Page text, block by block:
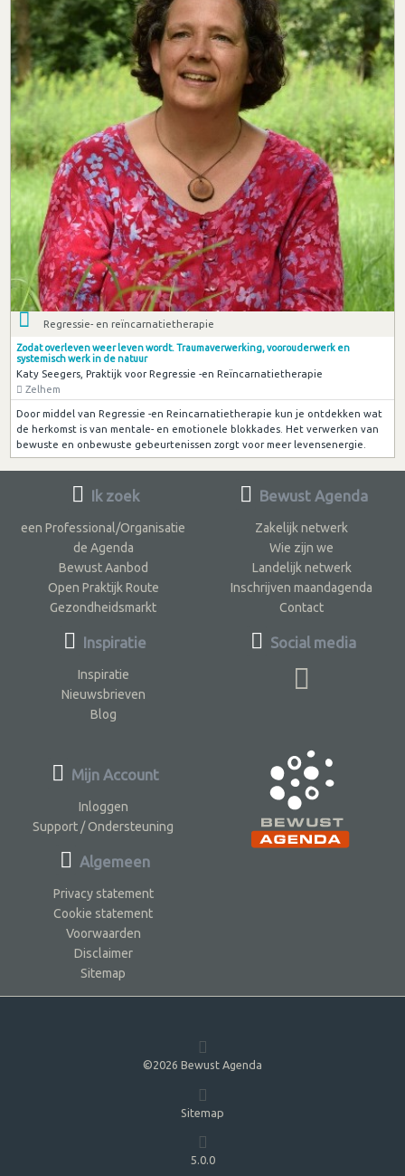
Regressie- en reïncarnatietherapie
Zodat overleven weer leven wordt. Traumaverwerking, voorouderwerk en
systemisch werk in de natuur
Katy Seegers, Praktijk voor Regressie -en Reïncarnatietherapie
Zelhem
Door middel van Regressie -en Reincarnatietherapie kun je ontdekken wat
de herkomst is van mentale- en emotionele blokkades. Het verwerken van
bewuste en onbewuste gebeurtenissen zorgt voor meer levensenergie.
Ik zoek
een Professional/Organisatie
de Agenda
Bewust Aanbod
Open Praktijk Route
Gezondheidsmarkt
Inspiratie
Inspiratie
Nieuwsbrieven
Blog
Bewust Agenda
Zakelijk netwerk
Wie zijn we
Landelijk netwerk
Inschrijven maandagenda
Contact
Social media
Mijn Account
Inloggen
Support / Ondersteuning
Algemeen
Privacy statement
Cookie statement
Voorwaarden
Disclaimer
Sitemap
©2026 Bewust Agenda
Sitemap
5.0.0